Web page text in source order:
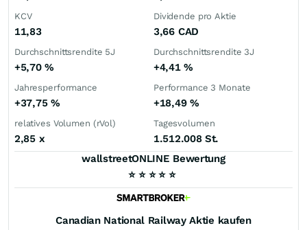
KCV
11,83
Dividende pro Aktie
3,66 CAD
Durchschnittsrendite 5J
+5,70%
Durchschnittsrendite 3J
+4,41%
Jahresperformance
+37,75 %
Performance 3 Monate
+18,49 %
relatives Volumen (rVol)
2,85 x
Tagesvolumen
1.512.008 St.
wallstreetONLINE Bewertung
⭐ ⭐ ⭐ ⭐ ⭐
Canadian National Railway Aktie kaufen